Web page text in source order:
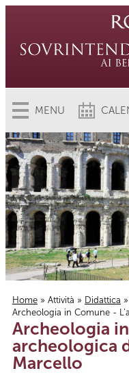
MENU
Tu sei qui
Home » Attività » Didattica »
Archeologia in Comune -
Archeologia in
archeologica
Marcello